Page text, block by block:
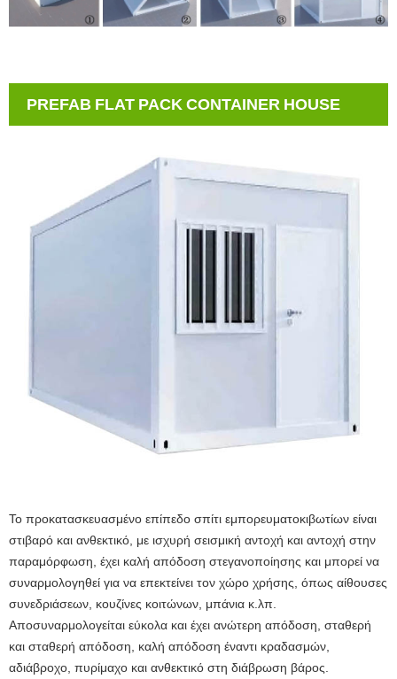
PREFAB FLAT PACK CONTAINER HOUSE
Το προκατασκευασμένο επίπεδο σπίτι εμπορευματοκιβωτίων είναι
στιβαρό και ανθεκτικό, με ισχυρή σεισμική αντοχή και αντοχή στην
παραμόρφωση, έχει καλή απόδοση στεγανοποίησης και μπορεί να
συναρμολογηθεί για να επεκτείνει τον χώρο χρήσης, όπως αίθουσες
συνεδριάσεων, κουζίνες κοιτώνων, μπάνια κ.λπ.
Αποσυναρμολογείται εύκολα και έχει ανώτερη απόδοση, σταθερή
και σταθερή απόδοση, καλή απόδοση έναντι κραδασμών,
αδιάβροχο, πυρίμαχο και ανθεκτικό στη διάβρωση βάρος.